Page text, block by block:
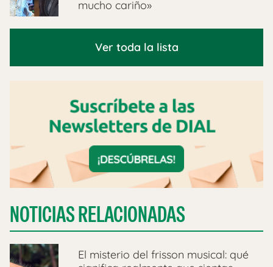
mucho cariño»
Ver toda la lista
NOTICIAS RELACIONADAS
El misterio del frisson musical: qué